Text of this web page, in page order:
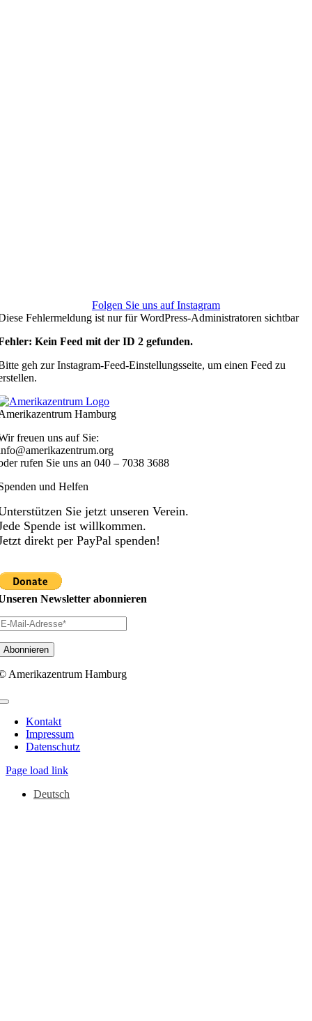
Folgen Sie uns auf Instagram
Fehlermeldung ist nur für WordPress-Administratoren sichtbar
Kein Feed mit der ID 2 gefunden.
geh zur Instagram-Feed-Einstellungsseite, um einen Feed zu
Hamburg
freuen uns auf Sie:
rufen Sie uns an040 – 7038 3688
und Helfen
Sie jetzt unseren Verein.
Spende ist willkommen.
direkt per PayPal spenden!
Newsletter abonnieren
Amerikazentrum Hamburg
Toggle
NavigationKontakt
Impressum
Datenschutz
Page load link
Deutsch